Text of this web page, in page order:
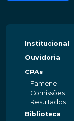
Institucional
Ouvidoria
CPAs
Famene
Comissões
Resultados
Biblioteca